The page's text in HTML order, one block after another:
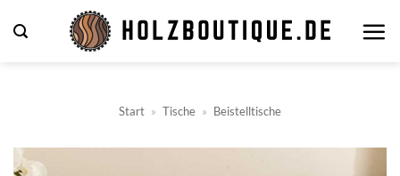
Inhalt
Start » Tische » Beistelltische